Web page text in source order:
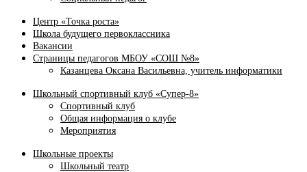
Центр «Точка роста»
Школа будущего первоклассника
Вакансии
Страницы педагогов МБОУ «СОШ №8»
Казанцева Оксана Васильевна, учитель информатики
Школьный спортивный клуб «Супер-8»
Спортивный клуб
Общая информация о клубе
Мероприятия
Школьные проекты
Школьный театр